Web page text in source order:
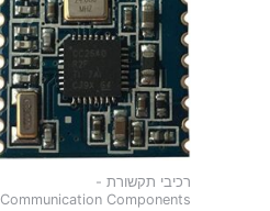
רכיבי תקשורת -
Communication Components